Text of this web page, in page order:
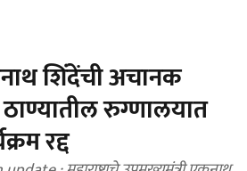
शिंदेंची अचानक
रुग्णालयात
रद्द